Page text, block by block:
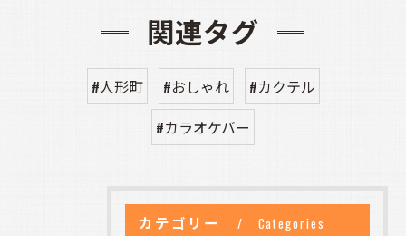
関連タグ
#人形町 #おしゃれ
#カクテル
#カラオケバー
カテゴリー Categories